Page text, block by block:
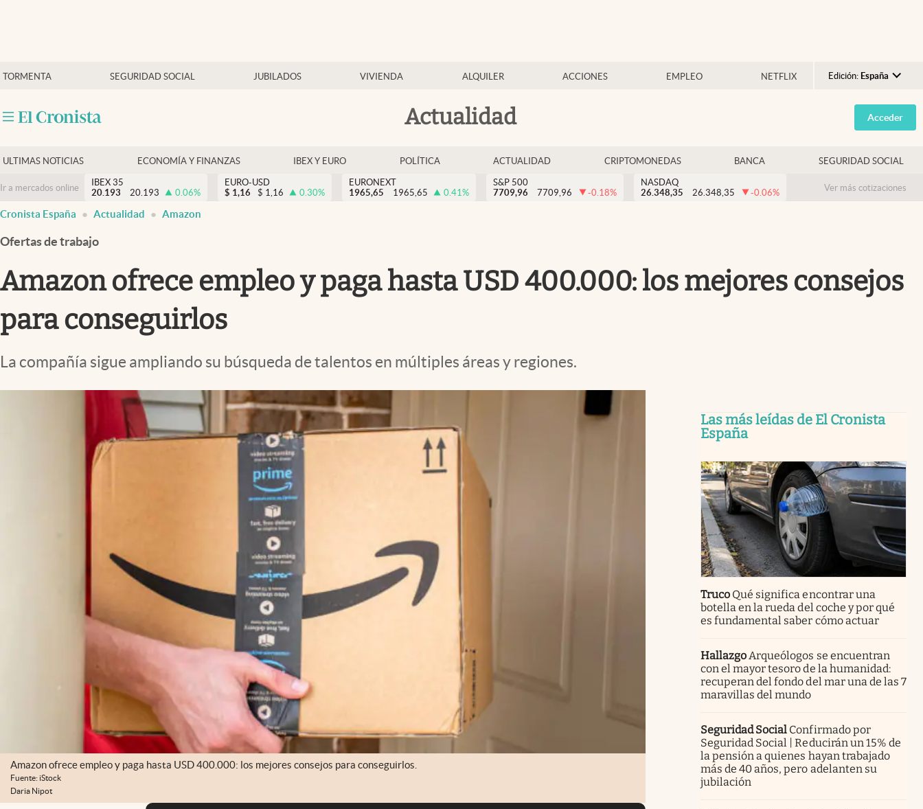
TORMENTA SEGURIDAD SOCIAL JUBILADOS VIVIENDA ALQUILER ACCIONES EMPLEO NETFLIX Edición: España
Argentina
España
USA
Colombia
Actualidad
Economía y finanzas
Criptomonedas
Acceder
ULTIMAS NOTICIAS ECONOMÍA Y FINANZAS IBEX Y EURO POLÍTICA ACTUALIDAD CRIPTOMONEDAS BANCA SEGURIDAD SOCIAL
Ir a mercados online
IBEX 35
20.193
20.193 0.06%
EURO-USD
$ 1,16 $ 1,16 0.30%
EURONEXT
1965,65
1965,65 0.41%
S&P 500
7709,96
7709,96 -0.18%
NASDAQ
26.348,35
26.348,35 -0.06% Ver más cotizaciones
Cronista España Actualidad Amazon
Ofertas de trabajo
Amazon ofrece empleo y paga hasta USD 400.000: los mejores consejos
para conseguirlos
La compañía sigue ampliando su búsqueda de talentos en múltiples áreas y regiones.
Amazon ofrece empleo y paga hasta USD 400.000: los mejores consejos para conseguirlos.
Fuente: iStock
Daria Nipot
Las más leídas de El Cronista
España
Truco Qué significa encontrar una
botella en la rueda del coche y por qué
es fundamental saber cómo actuar
HallazgoArqueólogos se encuentran
con el mayor tesoro de la humanidad:
recuperan del fondo del mar una de las 7
maravillas del mundo
Seguridad Social Confirmado por
Seguridad Social | Reducirán un 15% de
la pensión a quienes hayan trabajado
más de 40 años, pero adelanten su
jubilación